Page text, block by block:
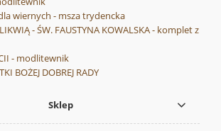
wiernych - msza trydencka
- ŚW. FAUSTYNA KOWALSKA - komplet z
- modlitewnik
BOŻEJ DOBREJ RADY
Sklep